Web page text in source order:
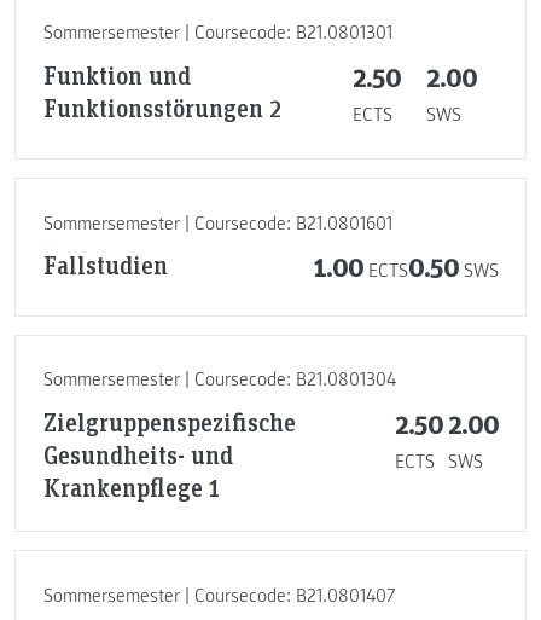
Sommersemester | Coursecode: B21.0801301
Funktion und
Funktionsstörungen 2
2.50
ECTS
2.00
SWS
Sommersemester | Coursecode: B21.0801601
Fallstudien 1.00 ECTS0.50 SWS
Sommersemester | Coursecode: B21.0801304
Zielgruppenspezifische
Gesundheits- und
Krankenpflege 1
2.50
ECTS
2.00
SWS
Sommersemester | Coursecode: B21.0801407